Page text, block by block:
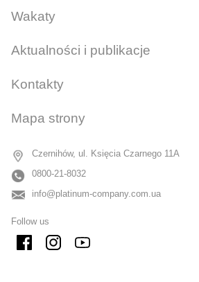
Wakaty
Aktualności i publikacje
Kontakty
Mapa strony
Czernihów, ul. Księcia Czarnego 11A
0800-21-8032
info@platinum-company.com.ua
Follow us